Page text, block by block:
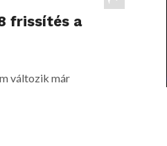
frissítés a
változik már